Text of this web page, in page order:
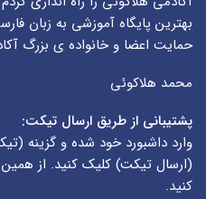
بهترین پایگاه آموزشی به زبان
حمایت اعضا و خانواده ی بزرگ
محمد هلاکوئی
پشتیبانی از طریق ارسال تیکت:
وارد داشبورد خود شده و گزینه (
(ارسال تیکت) کلیک کنید. از
کنید.